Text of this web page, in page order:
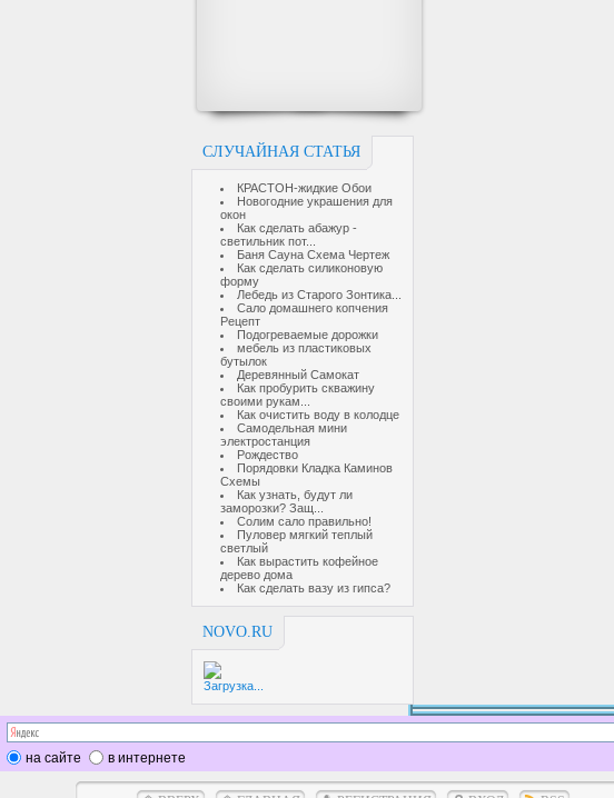
СЛУЧАЙНАЯ СТАТЬЯ
КРАСТОН-жидкие Обои
Новогодние украшения для
окон
Как сделать абажур -
светильник пот...
Баня Сауна Схема Чертеж
Как сделать силиконовую
форму
Лебедь из Старого Зонтика...
Сало домашнего копчения
Рецепт
Подогреваемые дорожки
мебель из пластиковых
бутылок
Деревянный Самокат
Как пробурить скважину
своими рукам...
Как очистить воду в колодце
Самодельная мини
электростанция
Рождество
Порядовки Кладка Каминов
Схемы
Как узнать, будут ли
заморозки? Защ...
Солим сало правильно!
Пуловер мягкий теплый
светлый
Как вырастить кофейное
дерево дома
Как сделать вазу из гипса?
NOVO.RU
Загрузка...
на сайте в интернете